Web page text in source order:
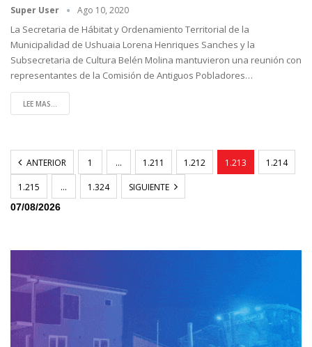
Super User Ago 10, 2020
La Secretaria de Hábitat y Ordenamiento Territorial de la
Municipalidad de Ushuaia Lorena Henriques Sanches y la
Subsecretaria de Cultura Belén Molina mantuvieron una reunión con
representantes de la Comisión de Antiguos Pobladores…
LEE MAS...
ANTERIOR 1 … 1.211 1.212 1.213 1.214
1.215 … 1.324 SIGUIENTE
07/08/2026